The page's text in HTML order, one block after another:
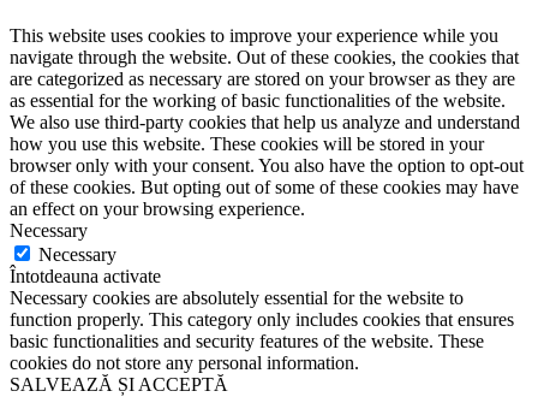
This website uses cookies to improve your experience while you
navigate through the website. Out of these cookies, the cookies that
are categorized as necessary are stored on your browser as they are
as essential for the working of basic functionalities of the website.
We also use third-party cookies that help us analyze and understand
how you use this website. These cookies will be stored in your
browser only with your consent. You also have the option to opt-out
of these cookies. But opting out of some of these cookies may have
an effect on your browsing experience.
Necessary
Necessary
Întotdeauna activate
Necessary cookies are absolutely essential for the website to
function properly. This category only includes cookies that ensures
basic functionalities and security features of the website. These
cookies do not store any personal information.
SALVEAZĂ ȘI ACCEPTĂ